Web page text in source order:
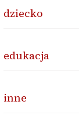
dziecko
edukacja
inne